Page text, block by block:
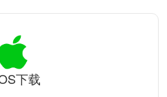
下载